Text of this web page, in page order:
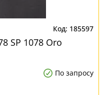
185597
SP 1078 Oro
По запросу